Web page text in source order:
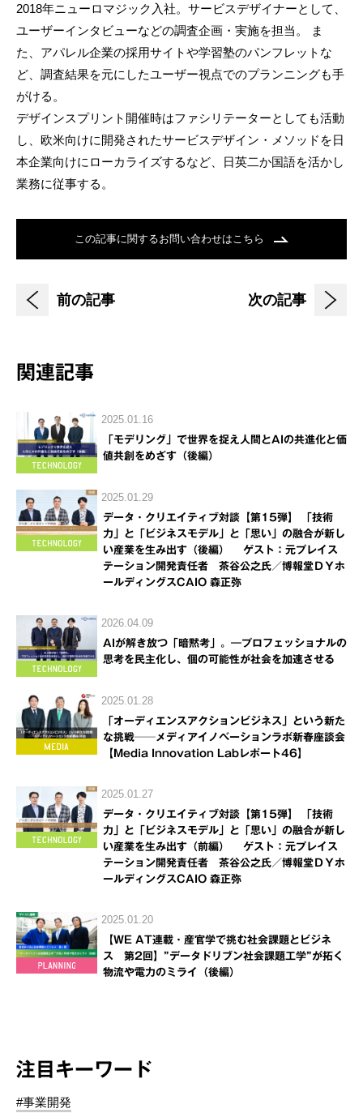
2018年ニューロマジック入社。サービスデザイナーとして、
ユーザーインタビューなどの調査企画・実施を担当。 ま
た、アパレル企業の採用サイトや学習塾のパンフレットな
ど、調査結果を元にしたユーザー視点でのプランニングも手
がける。
デザインスプリント開催時はファシリテーターとしても活動
し、欧米向けに開発されたサービスデザイン・メソッドを日
本企業向けにローカライズするなど、日英二か国語を活かし
業務に従事する。
この記事に関するお問い合わせはこちら
前の記事 次の記事
関連記事
2025.01.16
「モデリング」で世界を捉え人間とAIの共進化と価
値共創をめざす（後編）
2025.01.29
データ・クリエイティブ対談【第15弾】 「技術
力」と「ビジネスモデル」と「思い」の融合が新し
い産業を生み出す（後編） ゲスト：元プレイス
テーション開発責任者 茶谷公之氏／博報堂ＤＹホ
ールディングスCAIO 森正弥
2026.04.09
AIが解き放つ「暗黙考」。―プロフェッショナルの
思考を民主化し、個の可能性が社会を加速させる
2025.01.28
「オーディエンスアクションビジネス」という新た
な挑戦──メディアイノベーションラボ新春座談会
【Media Innovation Labレポート46】
2025.01.27
データ・クリエイティブ対談【第15弾】 「技術
力」と「ビジネスモデル」と「思い」の融合が新し
い産業を生み出す（前編） ゲスト：元プレイス
テーション開発責任者 茶谷公之氏／博報堂ＤＹホ
ールディングスCAIO 森正弥
2025.01.20
【WE AT連載・産官学で挑む社会課題とビジネ
ス 第2回】”データドリブン社会課題工学”が拓く
物流や電力のミライ（後編）
注目キーワード
#事業開発